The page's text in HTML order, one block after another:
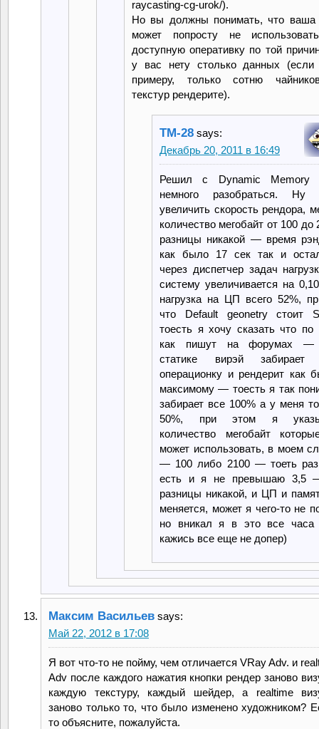
raycasting-cg-urok/).
Но вы должны понимать, что ваша
может попросту не
доступную оперативку по той
у вас нету столько данных
примеру, только сотню
текстур рендерите).
TM-28 says:
Декабрь 20, 2011 в 16:49
Решил с Dynamic Memory
немного разобраться. Ну
увеличить скорость рендора,
количество мегобайт от 100 до
разницы никакой — время
как было 17 сек так и
через диспетчер задач
систему увеличивается на
нагрузка на ЦП всего 52%,
что Default geonetry стоит
тоесть я хочу сказать что по
как пишут на форумах —
статике вирэй забирает
операционку и рендерит как
максимому — тоесть я так
забирает все 100% а у меня
50%, при этом я
количество мегобайт
может использовать, в моем
— 100 либо 2100 — тоеть
есть и я не превышаю 3,5
разницы никакой, и ЦП и
меняется, может я чего-то не
но вникал я в это все
кажись все еще не допер)
Максим Васильев says:
Май 22, 2012 в 17:08
Я вот что-то не пойму, чем отличается VRay Adv. и
Adv после каждого нажатия кнопки рендер заново
каждую текстуру, каждый шейдер, а realtime
заново только то, что было изменено художником?
то объясните, пожалуйста.